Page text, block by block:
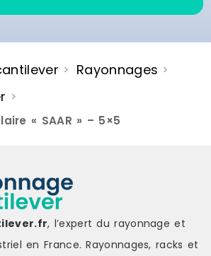
> Rayonnages >
>
« SAAR » – 5×5
, l’expert du rayonnage et
en France. Rayonnages, racks et